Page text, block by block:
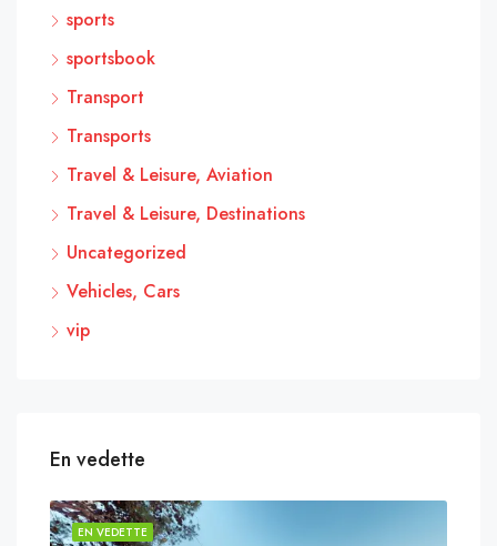
sports
sportsbook
Transport
Transports
Travel & Leisure, Aviation
Travel & Leisure, Destinations
Uncategorized
Vehicles, Cars
vip
En vedette
EN VEDETTE